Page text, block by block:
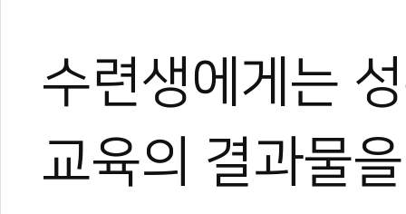
수련생에게는
교육의 결과물